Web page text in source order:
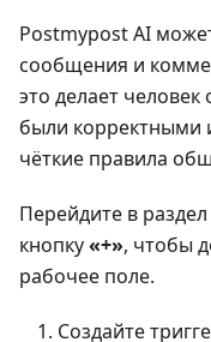
Postmypost AI
сообщения и
это делает
были корректными
чёткие правила
Перейдите в
кнопку«+», чтобы
рабочее поле.
Создайте